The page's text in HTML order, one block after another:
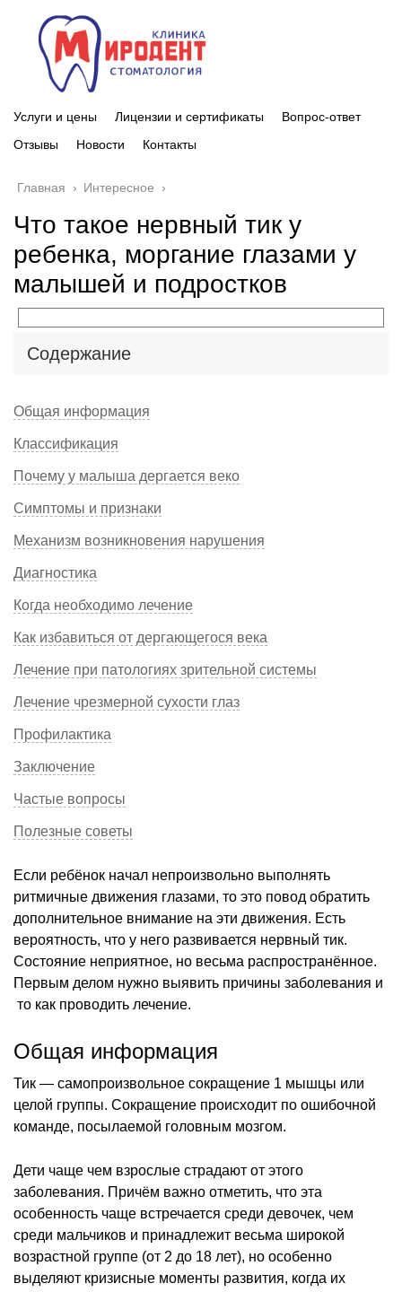
Услуги и цены Лицензии и сертификаты
Вопрос-ответ
Отзывы
Новости Контакты
Главная › Интересное ›
Что такое нервный тик у
ребенка, моргание глазами у
малышей и подростков
Содержание
Общая информация
Классификация
Почему у малыша дергается веко
Симптомы и признаки
Механизм возникновения нарушения
Диагностика
Когда необходимо лечение
Как избавиться от дергающегося века
Лечение при патологиях зрительной системы
Лечение чрезмерной сухости глаз
Профилактика
Заключение
Частые вопросы
Полезные советы
Если ребёнок начал непроизвольно выполнять
ритмичные движения глазами, то это повод обратить
дополнительное внимание на эти движения. Есть
вероятность, что у него развивается нервный тик.
Состояние неприятное, но весьма распространённое.
Первым делом нужно выявить причины заболевания и
то как проводить лечение.
Общая информация
Тик — самопроизвольное сокращение 1 мышцы или
целой группы. Сокращение происходит по ошибочной
команде, посылаемой головным мозгом.
Дети чаще чем взрослые страдают от этого
заболевания. Причём важно отметить, что эта
особенность чаще встречается среди девочек, чем
среди мальчиков и принадлежит весьма широкой
возрастной группе (от 2 до 18 лет), но особенно
выделяют кризисные моменты развития, когда их